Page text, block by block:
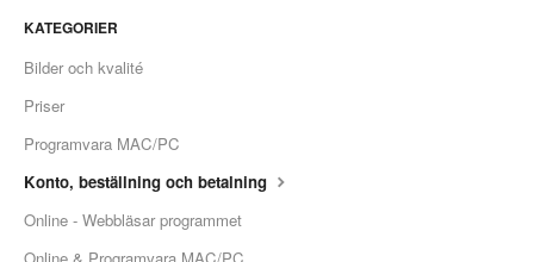
KATEGORIER
Bilder och kvalité
Priser
Programvara MAC/PC
Konto, beställning och betalning
Online - Webbläsar programmet
Online & Programvara MAC/PC